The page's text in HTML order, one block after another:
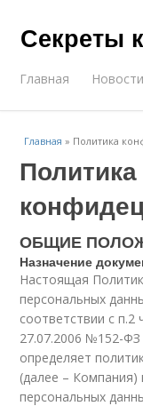
Секреты
Главная Новости
Главная » Политика
Политика
ОБЩИЕ
Назначение
Настоящая
персональных
соответствии с п.2
27.07.2006 №152-
определяет
(далее –
персональных